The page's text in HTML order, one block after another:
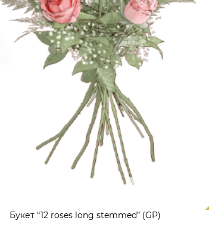
Букет “12 roses long stemmed” (GP)